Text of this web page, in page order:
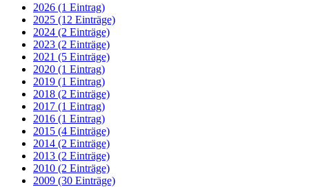
2026 (1 Eintrag)
2025 (12 Einträge)
2024 (2 Einträge)
2023 (2 Einträge)
2021 (5 Einträge)
2020 (1 Eintrag)
2019 (1 Eintrag)
2018 (2 Einträge)
2017 (1 Eintrag)
2016 (1 Eintrag)
2015 (4 Einträge)
2014 (2 Einträge)
2013 (2 Einträge)
2010 (2 Einträge)
2009 (30 Einträge)